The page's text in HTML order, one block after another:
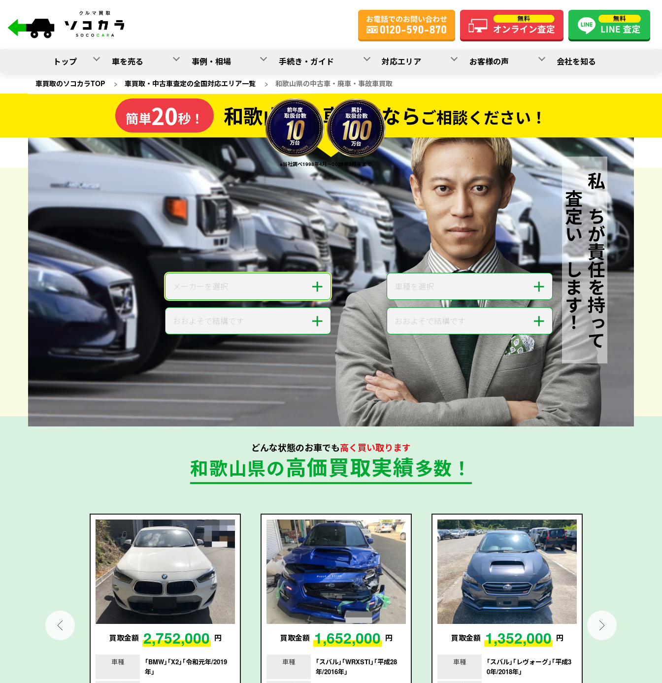
トップ 車を売る 事例・相場 手続き・ガイド 対応エリア お客様の声 会社を知る
車買取のソコカラTOP > 車買取・中古車査定の全国対応エリア一覧 > 和歌山県の中古車・廃車・事故車買取
和歌山県の車買取なら
ソコカラの
電話か出張か、高い方の査定を提案。
だから高価買取!
※当社調べ1998年4月～2025年3月末まで
私たちが責任を持って
査定いたします！
簡単20秒！ 和歌山県の車買取ならご相談ください！
20秒で入力完了！
無料でカンタンWeb査定
ご依頼いただいたお車を丁寧に査定いたします
メーカー メーカーを選択 ＋ 車種 車種を選択 ＋
年式 おおよそで結構です ＋ 走行距離 おおよそで結構です ＋
無料で査定する
どんな状態のお車でも高く買い取ります
和歌山県の高価買取実績多数！
買取金額 2,752,000 円
車種
｢BMW｣｢X2｣｢令和元年/2019
年｣
買取金額 1,652,000 円
車種
｢スバル｣｢WRXSTI｣｢平成28
年/2016年｣
買取金額 1,352,000 円
車種
｢スバル｣｢レヴォーグ｣｢平成3
0年/2018年｣